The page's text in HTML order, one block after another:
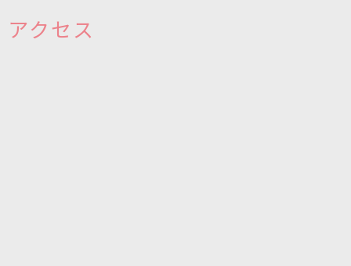
アクセス